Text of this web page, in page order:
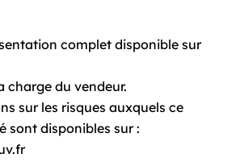
complet disponible sur
charge du vendeur.
sur les risques auxquels ce
sont disponibles sur :